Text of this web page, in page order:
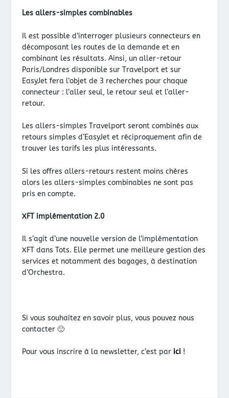
Les allers-simples combinables
Il est possible d’interroger plusieurs connecteurs en
décomposant les routes de la demande et en
combinant les résultats. Ainsi, un aller-retour
Paris/Londres disponible sur Travelport et sur
EasyJet fera l’objet de 3 recherches pour chaque
connecteur : l’aller seul, le retour seul et l’aller-
retour.
Les allers-simples Travelport seront combinés aux
retours simples d’EasyJet et réciproquement afin de
trouver les tarifs les plus intéressants.
Si les offres allers-retours restent moins chères
alors les allers-simples combinables ne sont pas
pris en compte.
XFT implémentation 2.0
Il s’agit d’une nouvelle version de l’implémentation
XFT dans Tots. Elle permet une meilleure gestion des
services et notamment des bagages, à destination
d’Orchestra.
Si vous souhaitez en savoir plus, vous pouvez nous
contacter 🙂
Pour vous inscrire à la newsletter, c’est par ici !